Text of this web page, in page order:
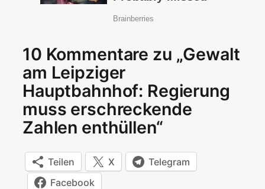
10 Kommentare zu „Gewalt
am Leipziger
Hauptbahnhof: Regierung
muss erschreckende
Zahlen enthüllen“
Teilen X
Telegram
Facebook